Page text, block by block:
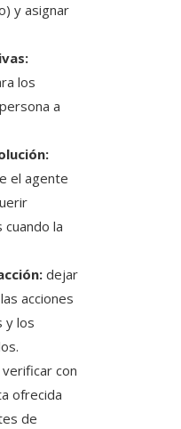
y asignar
los
a
el agente
la
dejar
acciones
y los
verificar con
ofrecida
de